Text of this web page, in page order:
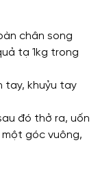
chân song
tạ 1kg trong
tay, khuỷu tay
đó thở ra, uốn
góc vuông,